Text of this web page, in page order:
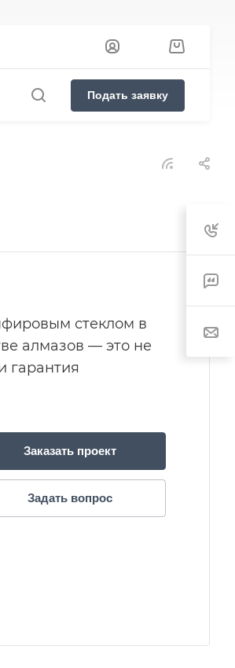
Подать заявку
стеклом в
алмазов — это не
гарантия
Заказать проект
Задать вопрос